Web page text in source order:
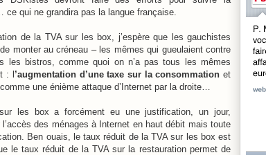
qui ne grandira pas la langue française.
de la TVA sur les box, j’espère que les gauchistes
monter au créneau – les mêmes qui gueulaient contre
les bistros, comme quoi on n’a pas tous les mêmes
: l’augmentation d’une taxe sur la consommationet
une énième attaque d’Internet par la droite…
les box a forcément eu une justification, un jour,
des ménages à Internet en haut débit mais toute
Ben ouais, le taux réduit de la TVA sur les box est
le taux réduit de la TVA sur la restauration permet de